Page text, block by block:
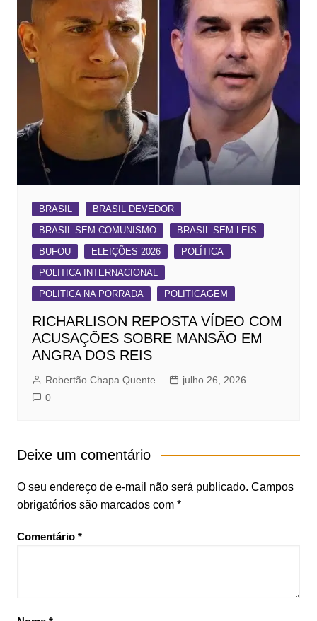
BRASIL
BRASIL DEVEDOR
BRASIL SEM COMUNISMO
BRASIL SEM LEIS
BUFOU
ELEIÇÕES 2026
POLÍTICA
POLITICA INTERNACIONAL
POLITICA NA PORRADA
POLITICAGEM
RICHARLISON REPOSTA VÍDEO COM
ACUSAÇÕES SOBRE MANSÃO EM
ANGRA DOS REIS
Robertão Chapa Quente
julho 26, 2026
0
Deixe um comentário
O seu endereço de e-mail não será publicado. Campos
obrigatórios são marcados com *
Comentário *